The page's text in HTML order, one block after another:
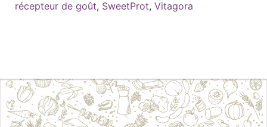
récepteur de goût, SweetProt, Vitagora